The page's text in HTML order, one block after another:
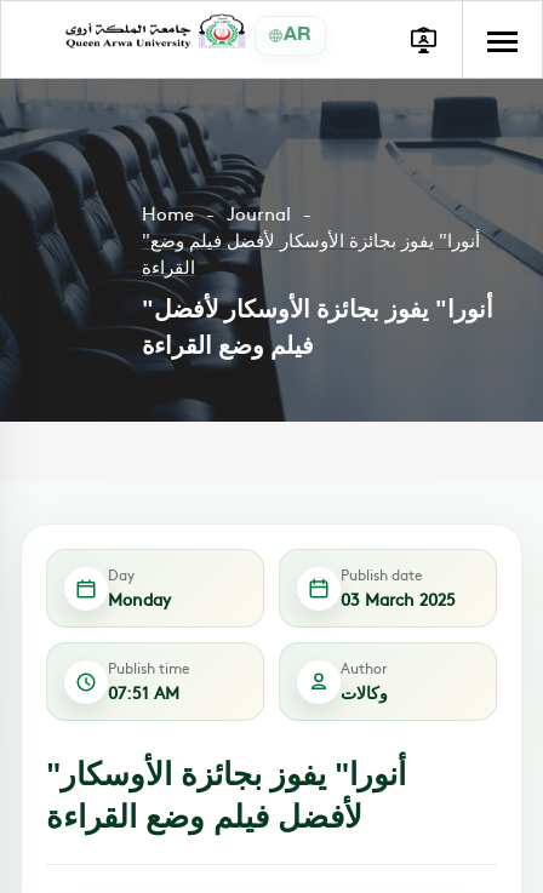
AR
Home
Journal
"أنورا" يفوز بجائزة الأوسكار لأفضل فيلم وضع
القراءة
"أنورا" يفوز بجائزة الأوسكار لأفضل
فيلم وضع القراءة
Day
Monday
Publish date
03 March 2025
Publish time
07:51 AM
Author
وكالات
"أنورا" يفوز بجائزة الأوسكار
لأفضل فيلم وضع القراءة